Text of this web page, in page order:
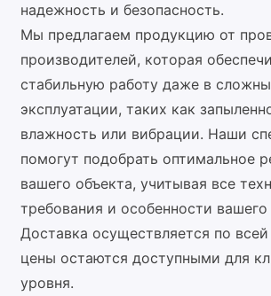
надежность и безопасность.
Мы предлагаем продукцию от
производителей, которая
стабильную работу даже в
эксплуатации, таких как
влажность или вибрации. Наши
помогут подобрать оптимальное
вашего объекта, учитывая все
требования и особенности
Доставка осуществляется по
цены остаются доступными для
уровня.